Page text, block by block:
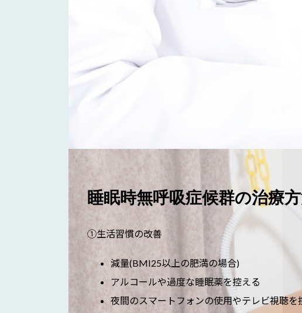
睡眠時無呼吸症候群の治療
①生活習慣の改善
減量(BMI25以上の肥満の場合)
アルコールや過度な睡眠薬を控える
夜間のスマートフォンの使用やテレビ視聴を